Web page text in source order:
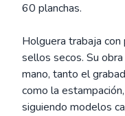
60 planchas.
Holguera trabaja con
sellos secos. Su
mano, tanto el
como la
siguiendo modelos